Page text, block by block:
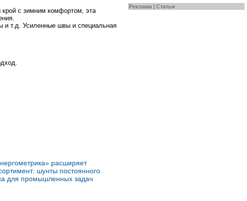
Реклама | Статьи
крой с зимним комфортом, эта
и т.д. Усиленные швы и специальная
расширяет
шунты постоянного
для промышленных задач